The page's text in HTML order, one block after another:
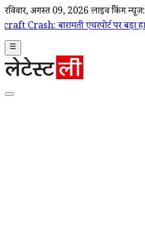
रविवार, अगस्त 09, 2026 लाइव ब्रेकिंग न्यूज़:
एयरपोर्ट पर बड़ा हादसा, रनवे पर
☰